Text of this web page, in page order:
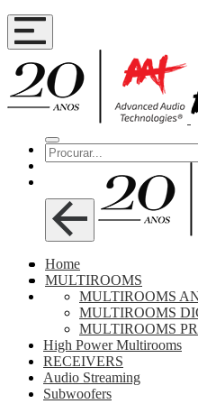
Home
MULTIROOMS
MULTIROOMS
MULTIROOMS
MULTIROOMS
High Power Multirooms
RECEIVERS
Audio Streaming
Subwoofers